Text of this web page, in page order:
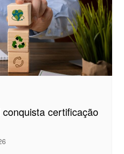
certificação